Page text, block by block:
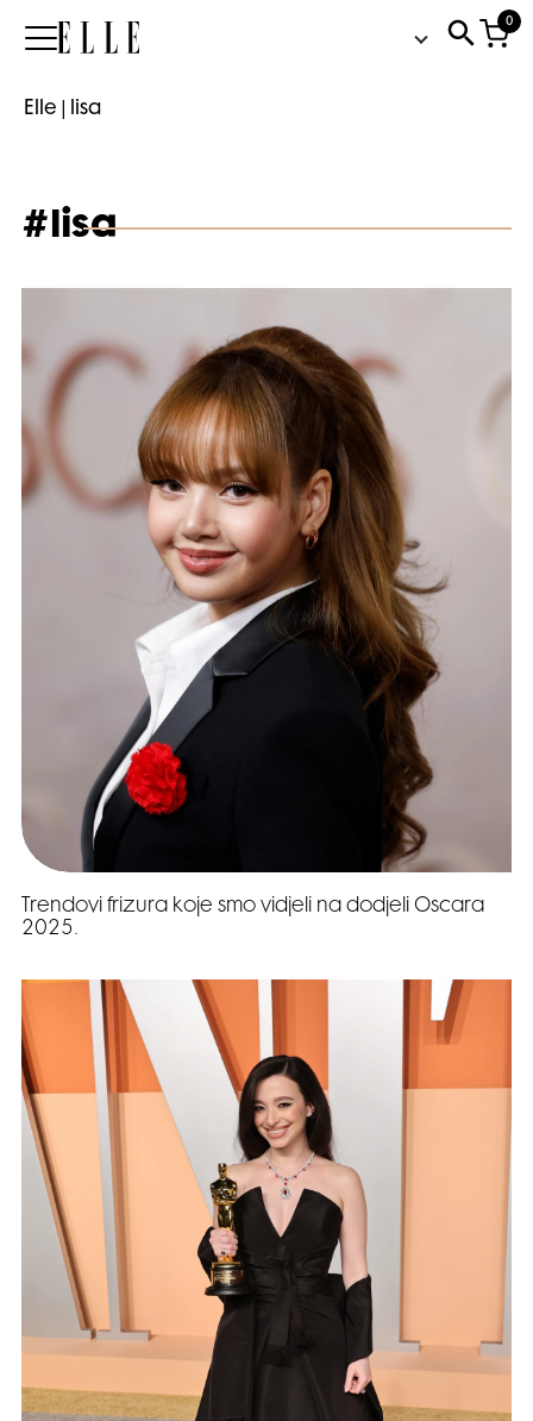
Elle
0
Elle lisa
#lisa
Trendovi frizura koje smo vidjeli na dodjeli Oscara
2025.